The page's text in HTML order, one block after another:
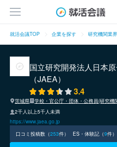
就活会議TOP 企業を探す 研究機関業
国立研究開発法人日本
（JAEA）
3.4
茨城県
学校・官公庁・団体・公務員(研究機
2千人以上5千人未満
https://www.jaea.go.jp
口コミ投稿数（253件） ES・体験記（9件）